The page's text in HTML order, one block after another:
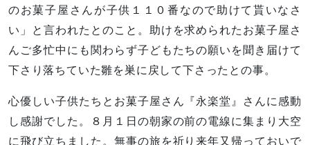
のお菓子屋さんが子供１１０番なので助けて貰いなさ
い」と言われたとのこと。助けを求められたお菓子屋さ
んご多忙中にも関わらず子どもたちの願いを聞き届けて
下さり落ちていた雛を巣に戻して下さったとの事。
心優しい子供たちとお菓子屋さん『永楽堂』さんに感動
し感謝でした。８月１日の朝家の前の電線に集まり大空
に飛び立ちました。無事の旅を祈り来年又帰っておいで